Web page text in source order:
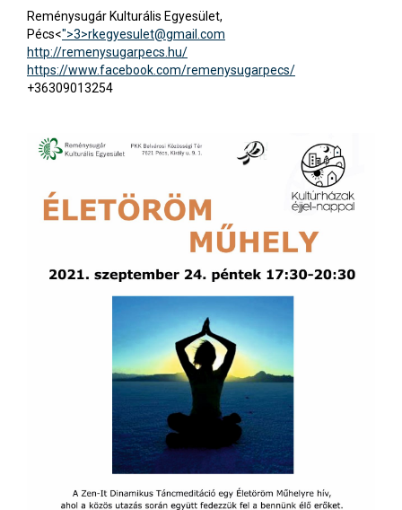
Reménysugár Kulturális Egyesület,
Pécs<">3>rkegyesulet@gmail.com
http://remenysugarpecs.hu/
https://www.facebook.com/remenysugarpecs/
+36309013254